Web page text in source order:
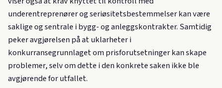
underentreprenører og seriøsitetsbestemmelser kan være
saklige og sentrale i bygg- og anleggskontrakter. Samtidig
peker avgjørelsen på at uklarheter i
konkurransegrunnlaget om prisforutsetninger kan skape
problemer, selv om dette i den konkrete saken ikke ble
avgjørende for utfallet.